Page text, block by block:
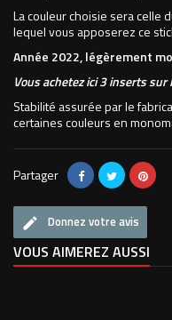
La couleur choisie sera celle
lequel vous apposerez ce
Année 2022, légèrement
Vous achetez ici 3 inserts
Stabilité assurée par le
certaines couleurs en
Partager
Donnez votre avis
VOUS AIMEREZ AUSSI